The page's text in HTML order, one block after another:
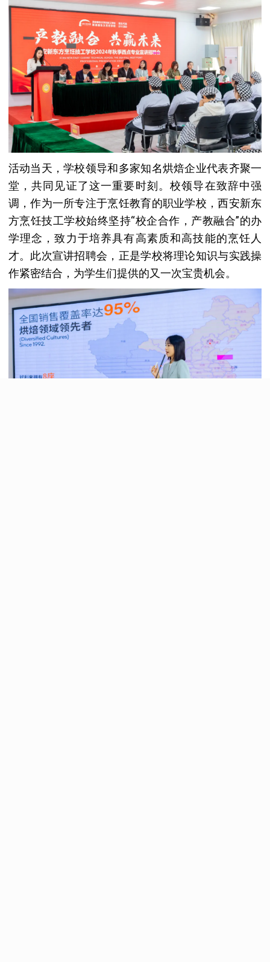
活动当天，学校领导和多家知名烘焙企业代表齐聚一
堂，共同见证了这一重要时刻。校领导在致辞中强
调，作为一所专注于烹饪教育的职业学校，西安新东
方烹饪技工学校始终坚持“校企合作，产教融合”的办
学理念，致力于培养具有高素质和高技能的烹饪人
才。此次宣讲招聘会，正是学校将理论知识与实践操
作紧密结合，为学生们提供的又一次宝贵机会。